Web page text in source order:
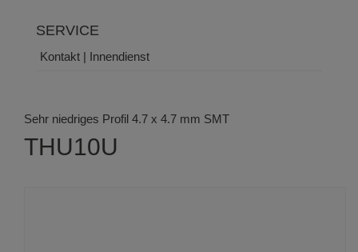
SERVICE
Kontakt | Innendienst
Sehr niedriges Profil 4.7 x 4.7 mm SMT
THU10U